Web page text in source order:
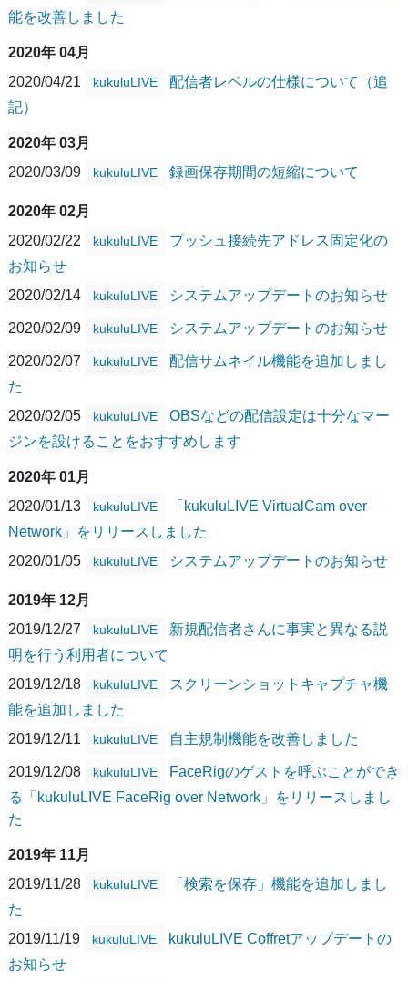
能を改善しました
2020年 04月
2020/04/21
kukuluLIVE
配信者レベルの仕様について（追
記）
2020年 03月
2020/03/09
kukuluLIVE 録画保存期間の短縮について
2020年 02月
2020/02/22
kukuluLIVE
プッシュ接続先アドレス固定化の
お知らせ
2020/02/14
kukuluLIVE システムアップデートのお知らせ
2020/02/09 kukuluLIVE システムアップデートのお知らせ
2020/02/07 kukuluLIVE
配信サムネイル機能を追加しまし
た
2020/02/05
kukuluLIVE
OBSなどの配信設定は十分なマー
ジンを設けることをおすすめします
2020年 01月
2020/01/13
kukuluLIVE
「kukuluLIVE VirtualCam over
Network」をリリースしました
2020/01/05
kukuluLIVE システムアップデートのお知らせ
2019年 12月
2019/12/27
kukuluLIVE
新規配信者さんに事実と異なる説
明を行う利用者について
2019/12/18
kukuluLIVE
スクリーンショットキャプチャ機
能を追加しました
2019/12/11
kukuluLIVE 自主規制機能を改善しました
2019/12/08 kukuluLIVE
FaceRigのゲストを呼ぶことができ
る「kukuluLIVE FaceRig over Network」をリリースしまし
た
2019年 11月
2019/11/28
kukuluLIVE
「検索を保存」機能を追加しまし
た
2019/11/19
kukuluLIVE
kukuluLIVE Coffretアップデートの
お知らせ